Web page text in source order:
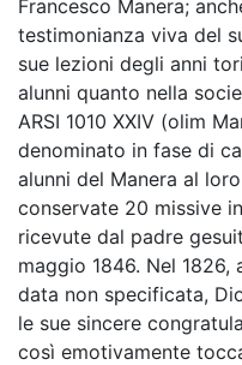
Francesco Manera;
testimonianza viva del
sue lezioni degli anni
alunni quanto nella
ARSI 1010 XXIV (olim
denominato in fase di
alunni del Manera al
conservate 20 missive
ricevute dal padre
maggio 1846. Nel
data non specificata,
le sue sincere
così emotivamente